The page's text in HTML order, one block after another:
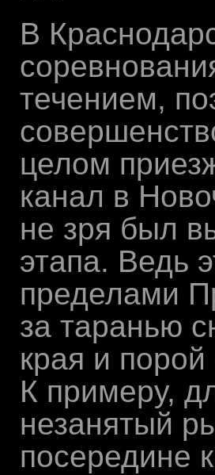
В
течением,
целом
канал в
не зря был
этапа. Ведь
пределами
за таранью
края и
К примеру,
незанятый
посередине